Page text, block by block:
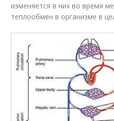
изменяется в них во время
теплообмен в организме в